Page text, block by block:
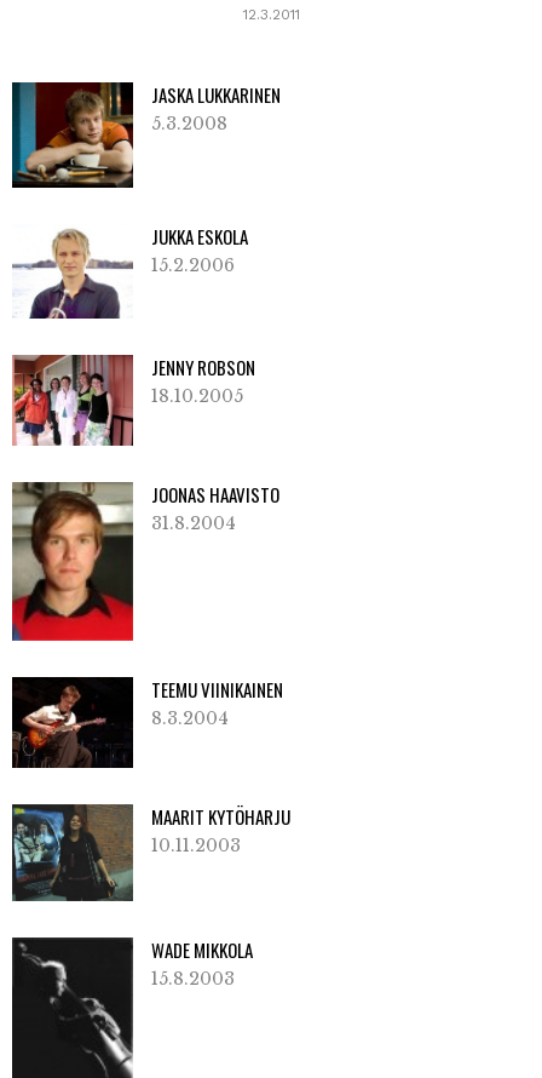
12.3.2011
JASKA LUKKARINEN
5.3.2008
JUKKA ESKOLA
15.2.2006
JENNY ROBSON
18.10.2005
JOONAS HAAVISTO
31.8.2004
TEEMU VIINIKAINEN
8.3.2004
MAARIT KYTÖHARJU
10.11.2003
WADE MIKKOLA
15.8.2003